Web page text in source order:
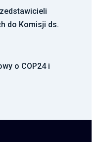
do Komisji ds.
o COP24 i